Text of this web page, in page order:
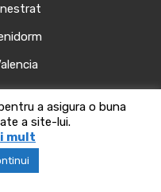
2018-2025
a asigura o buna
a site-lui.
mult